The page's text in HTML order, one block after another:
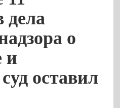
дела
о
и
оставил